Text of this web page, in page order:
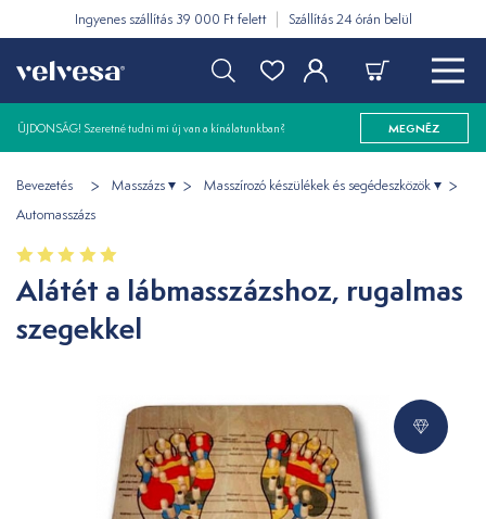
Ingyenes szállítás 39 000 Ft felett Szállítás 24 órán belül
ÚJDONSÁG! Szeretné tudni mi új van a kínálatunkban? MEGNÉZ
Bevezetés Masszázs
Masszírozó készülékek és segédeszközök
Automasszázs
Alátét a lábmasszázshoz, rugalmas
szegekkel